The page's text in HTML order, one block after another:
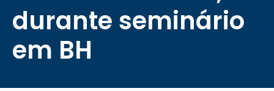
durante seminário
em BH